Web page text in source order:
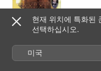
2021 · 7개
현재 위치에 특화된
선택하십시오.
미국